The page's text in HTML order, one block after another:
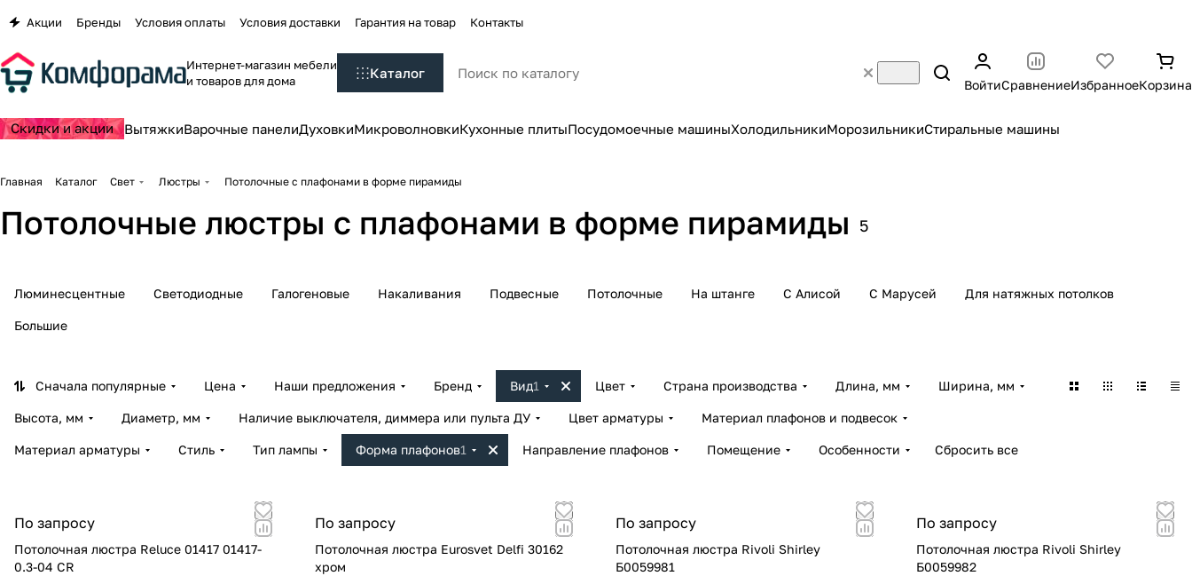
Акции Бренды Условия оплаты Условия доставки Гарантия на товар Контакты
Интернет-магазин мебели
и товаров для дома
Каталог
ВойтиСравнениеИзбранноеКорзина
Скидки и акции ВытяжкиВарочные панелиДуховкиМикроволновкиКухонные плитыПосудомоечные машиныХолодильникиМорозильникиСтиральные машины
Главная Каталог Свет Люстры Потолочные с плафонами в форме пирамиды
Потолочные люстры с плафонами в форме пирамиды 5
Люминесцентные Светодиодные Галогеновые Накаливания Подвесные Потолочные На штанге С Алисой С Марусей Для натяжных потолков
Большие
Сначала популярные Цена Наши предложения Бренд Вид1 Цвет Страна производства Длина, мм Ширина, мм
Высота, мм Диаметр, мм Наличие выключателя, диммера или пульта ДУ Цвет арматуры Материал плафонов и подвесок
Материал арматуры Стиль Тип лампы Форма плафонов1 Направление плафонов Помещение Особенности Сбросить все
По запросу
Потолочная люстра Reluce 01417 01417-
0.3-04 CR
По запросу
Потолочная люстра Eurosvet Delfi 30162
хром
По запросу
Потолочная люстра Rivoli Shirley
Б0059981
По запросу
Потолочная люстра Rivoli Shirley
Б0059982